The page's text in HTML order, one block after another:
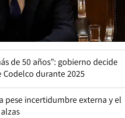
de 50 años”: gobierno decide
durante 2025
pese incertidumbre externa y el